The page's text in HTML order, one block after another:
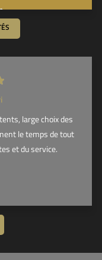
large choix des
le temps de tout
et du service.